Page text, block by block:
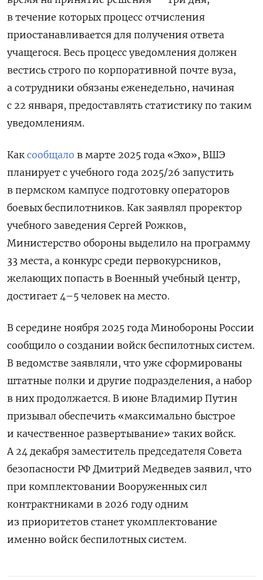
в течение которых процесс отчисления
приостанавливается для получения ответа
учащегося. Весь процесс уведомления должен
вестись строго по корпоративной почте вуза,
а сотрудники обязаны еженедельно, начиная
с 22 января, предоставлять статистику по таким
уведомлениям.
Как сообщало в марте 2025 года «Эхо», ВШЭ
планирует с учебного года 2025/26 запустить
в пермском кампусе подготовку операторов
боевых беспилотников. Как заявлял проректор
учебного заведения Сергей Рожков,
Министерство обороны выделило на программу
33 места, а конкурс среди первокурсников,
желающих попасть в Военный учебный центр,
достигает 4–5 человек на место.
В середине ноября 2025 года Минобороны России
сообщило о создании войск беспилотных систем.
В ведомстве заявляли, что уже сформированы
штатные полки и другие подразделения, а набор
в них продолжается. В июне Владимир Путин
призывал обеспечить «максимально быстрое
и качественное развертывание» таких войск.
А 24 декабря заместитель председателя Совета
безопасности РФ Дмитрий Медведев заявил, что
при комплектовании Вооруженных сил
контрактниками в 2026 году одним
из приоритетов станет укомплектование
именно войск беспилотных систем.